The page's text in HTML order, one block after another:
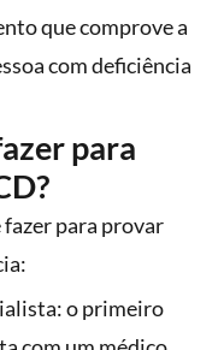
que comprove a
com deficiência
para
fazer para provar
o primeiro